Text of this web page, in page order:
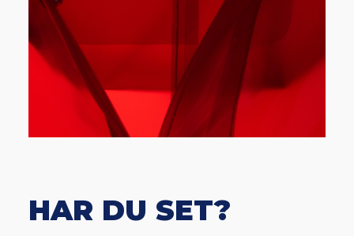
HAR DU SET?